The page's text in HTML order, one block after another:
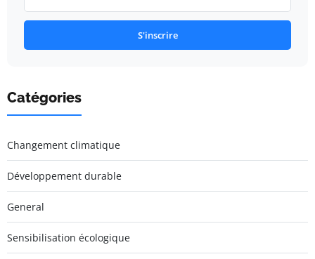
S'inscrire
Catégories
Changement climatique
Développement durable
General
Sensibilisation écologique